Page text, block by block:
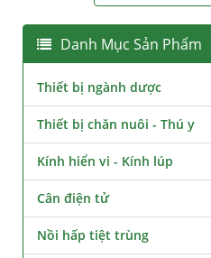
Danh Mục Sản Phẩm
Thiết bị ngành dược
Thiết bị chăn nuôi - Thú y
Kính hiển vi - Kính lúp
Cân điện tử
Nồi hấp tiệt trùng